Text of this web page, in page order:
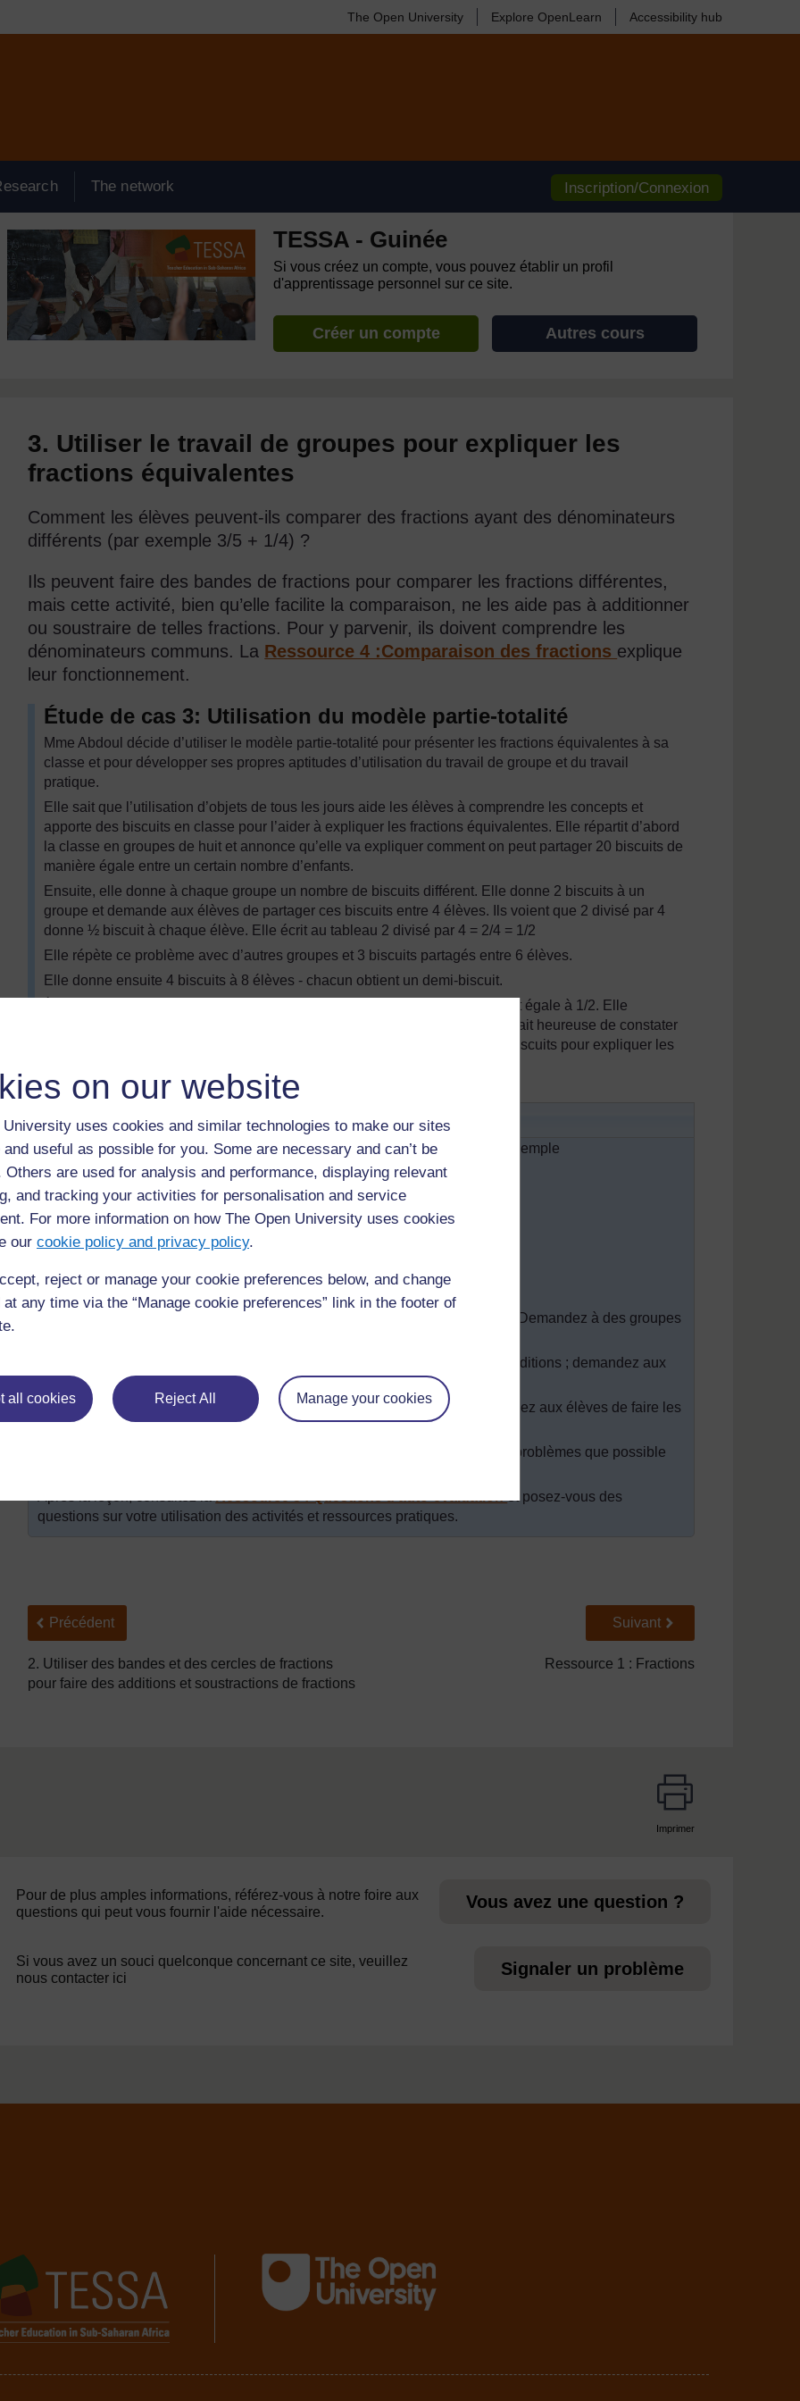
on our website
University uses cookies and similar technologies to make our sites
useful as possible for you. Some are necessary and can’t be
Others are used for analysis and performance, displaying relevant
and tracking your activities for personalisation and service
For more information on how The Open University uses cookies
our cookie policy and privacy policy.
reject or manage your cookie preferences below, and change
any time via the “Manage cookie preferences” link in the footer of
all cookies Reject All Manage your cookies
The Open University Explore OpenLearn Accessibility hub
The network Inscription/Connexion
TESSA - Guinée
Si vous créez un compte, vous pouvez établir un profil
d'apprentissage personnel sur ce site.
Créer un compte Autres cours
3. Utiliser le travail de groupes pour expliquer les
fractions équivalentes
Comment les élèves peuvent-ils comparer des fractions ayant des dénominateurs
différents (par exemple 3/5 + 1/4) ?
Ils peuvent faire des bandes de fractions pour comparer les fractions différentes,
mais cette activité, bien qu’elle facilite la comparaison, ne les aide pas à additionner
ou soustraire de telles fractions. Pour y parvenir, ils doivent comprendre les
dénominateurs communs. La Ressource 4 :Comparaison des fractions explique
leur fonctionnement.
Étude de cas 3: Utilisation du modèle partie-totalité
Mme Abdoul décide d’utiliser le modèle partie-totalité pour présenter les fractions équivalentes à sa
classe et pour développer ses propres aptitudes d’utilisation du travail de groupe et du travail
pratique.
Elle sait que l’utilisation d’objets de tous les jours aide les élèves à comprendre les concepts et
apporte des biscuits en classe pour l’aider à expliquer les fractions équivalentes. Elle répartit d’abord
la classe en groupes de huit et annonce qu’elle va expliquer comment on peut partager 20 biscuits de
manière égale entre un certain nombre d’enfants.
Ensuite, elle donne à chaque groupe un nombre de biscuits différent. Elle donne 2 biscuits à un
groupe et demande aux élèves de partager ces biscuits entre 4 élèves. Ils voient que 2 divisé par 4
donne ½ biscuit à chaque élève. Elle écrit au tableau 2 divisé par 4 = 2/4 = 1/2
Elle répète ce problème avec d’autres groupes et 3 biscuits partagés entre 6 élèves.
Elle donne ensuite 4 biscuits à 8 élèves - chacun obtient un demi-biscuit.
À chaque fois, elle écrit les fractions au tableau : 2/4, 3/6, 4/8, chacune étant égale à 1/2. Elle
explique aux élèves que ce sont des fractions équivalentes. Mme Abdoul était heureuse de constater
la réaction de la classe après sa leçon de mathématiques en utilisant des biscuits pour expliquer les
Activité clé : Fractions équivalentes
En utilisant des moitiés, des tiers et des quarts, écrivez cinq additions, par exemple
(1/2 + 1/4)
(1/3 + 1/2)
(2/3 + 1/4)
Montrez comment trouver le dénominateur commun de la première addition. Demandez à des groupes
Montrez aux élèves comment convertir le numérateur des deux premières additions ; demandez aux
élèves de faire les trois additions suivantes.
Montrez comment trouver la réponse des deux premières additions ; demandez aux élèves de faire les
trois dernières additions.
Demandez à chaque groupe de deux élèves de créer et résoudre autant de problèmes que possible
et posez-vous des
questions sur votre utilisation des activités et ressources pratiques.
Précédent
Précédent
2. Utiliser des bandes et des cercles de fractions
pour faire des additions et soustractions de fractions
Suivant
Suivant
Ressource 1 : Fractions
Imprimer
Pour de plus amples informations, référez-vous à notre foire aux
questions qui peut vous fournir l'aide nécessaire.
Vous avez une question ?
Si vous avez un souci quelconque concernant ce site, veuillez
nous contacter ici
Signaler un problème